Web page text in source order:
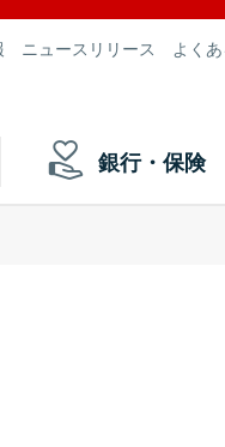
ニュースリリース よく
銀行・保険